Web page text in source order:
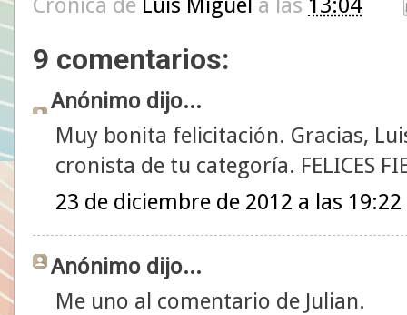
9 comentarios:
Anónimo dijo...
Muy bonita felicitación. Gracias,
cronista de tu categoría. FELICES
23 de diciembre de 2012 a las 19:22
Anónimo dijo...
Me uno al comentario de Julian.